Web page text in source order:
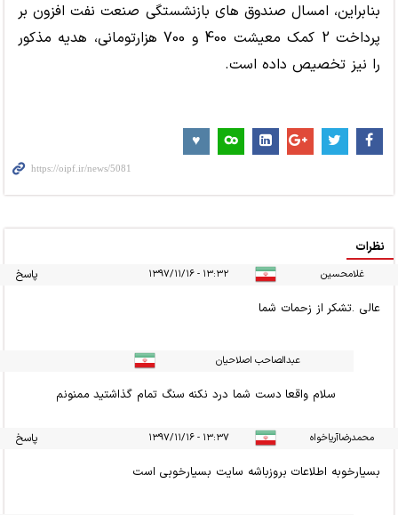
بنابراین، امسال صندوق های بازنشستگی صنعت نفت افزون بر
پرداخت 2 کمک معیشت 400 و 700 هزارتومانی، هدیه مذکور
را نیز تخصیص داده است.
نظرات
غلامحسین ۱۳:۳۲ - ۱۳۹۷/۱۱/۱۶ پاسخ
عالی .تشکر از زحمات شما
عبدالصاحب اصلاحیان
سلام واقعا دست شما درد نکنه سنگ تمام گذاشتید ممنونم
محمدرضاآریاخواه ۱۳:۳۷ - ۱۳۹۷/۱۱/۱۶ پاسخ
بسیارخوبه اطلاعات بروزباشه سایت بسیارخوبی است